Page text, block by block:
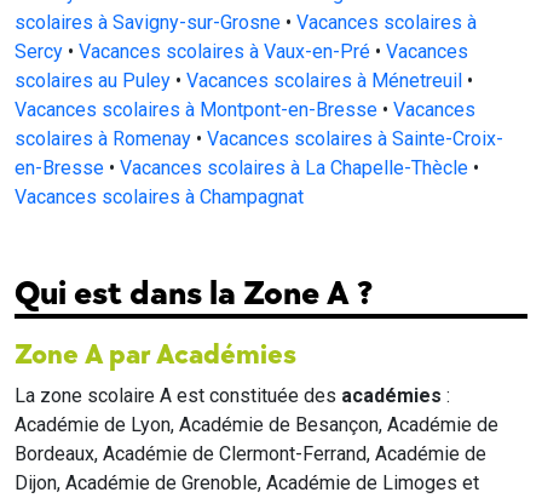
scolaires à Savigny-sur-Grosne • Vacances scolaires à
Sercy • Vacances scolaires à Vaux-en-Pré • Vacances
scolaires au Puley • Vacances scolaires à Ménetreuil •
Vacances scolaires à Montpont-en-Bresse • Vacances
scolaires à Romenay • Vacances scolaires à Sainte-Croix-
en-Bresse • Vacances scolaires à La Chapelle-Thècle •
Vacances scolaires à Champagnat
Qui est dans la Zone A ?
Zone A par Académies
La zone scolaire A est constituée des académies :
Académie de Lyon, Académie de Besançon, Académie de
Bordeaux, Académie de Clermont-Ferrand, Académie de
Dijon, Académie de Grenoble, Académie de Limoges et